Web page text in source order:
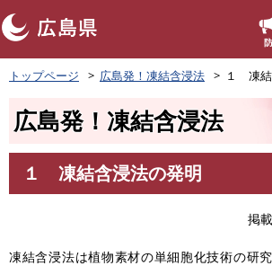
ペ
ー
頭
す
トップページ 広島発！凍結含浸法 １ 凍結
広島発！凍結含浸法
文
１ 凍結含浸法の発明
掲
凍結含浸法は植物素材の単細胞化技術の研